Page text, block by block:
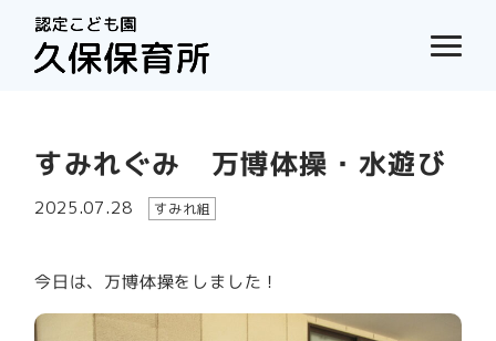
すみれぐみ 万博体操・水遊び
2025.07.28 すみれ組
今日は、万博体操をしました！